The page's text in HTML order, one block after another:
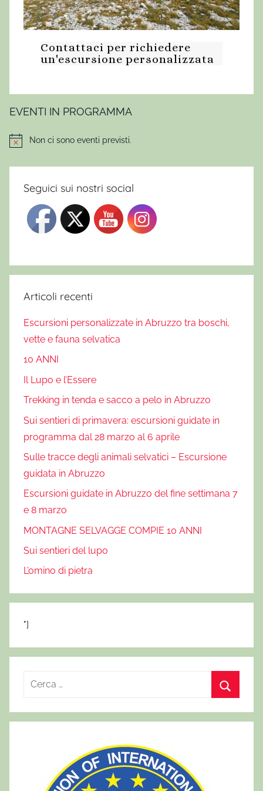
Contattaci per richiedere
un'escursione personalizzata
EVENTI IN PROGRAMMA
NoticeNon ci sono eventi previsti.
Seguici sui nostri social
Articoli recenti
Escursioni personalizzate in Abruzzo tra boschi,
vette e fauna selvatica
10 ANNI
Il Lupo e l’Essere
Trekking in tenda e sacco a pelo in Abruzzo
Sui sentieri di primavera: escursioni guidate in
programma dal 28 marzo al 6 aprile
Sulle tracce degli animali selvatici – Escursione
guidata in Abruzzo
Escursioni guidate in Abruzzo del fine settimana 7
e 8 marzo
MONTAGNE SELVAGGE COMPIE 10 ANNI
Sui sentieri del lupo
L’omino di pietra
"]
c
e